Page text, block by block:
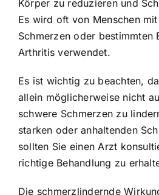
Körper zu reduzieren und
Es wird oft von Menschen
Schmerzen oder bestimmten
Arthritis verwendet.
Es ist wichtig zu beachten,
allein möglicherweise nicht
schwere Schmerzen zu
starken oder anhaltenden
sollten Sie einen Arzt
richtige Behandlung zu
Die schmerzlindernde